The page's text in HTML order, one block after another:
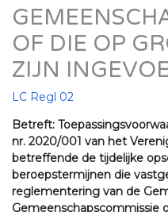
OF DIE OP
ZIJN
LC Regl 02
Betreft:
nr. 2020/001 van het
betreffende de tijdelijke
beroepstermijnen die
reglementering van de
Gemeenschapscommissie